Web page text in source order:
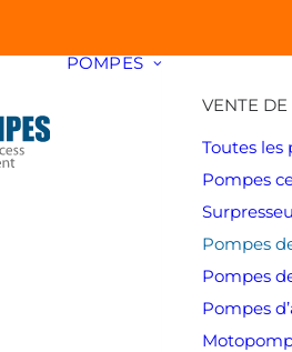
POMPES
VENTE
Toutes les
Pompes
Pompes
Pompes
Pompes